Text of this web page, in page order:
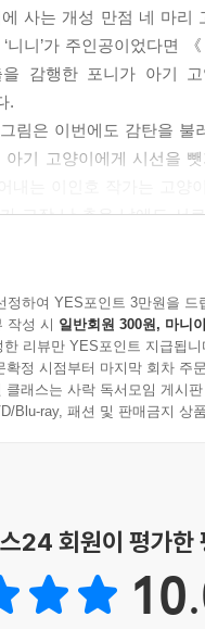
에 사는 개성 만점 네 마
니니’가 주인공이었다면
을 감행한 포니가 아기
.
림은 이번에도 감탄을
아기 고양이에게 시선을
고장 난 추운 날에도 서
아내 더욱더 따뜻해진 고
째 작품인 《덥수룩 고
. 《고양이 난로》에서
작고 여린 존재에게 나누
꽉 찬 '이야기 파이' 시리즈!
들게 할 흥미로운 이야기
좋아하지 않는 아이도 부담
정하여 YES포인트 3만원을 드
작성 시 일반회원 300원, 마니
리뷰만 YES포인트 지급됩니
확정 시점부터 마지막 회차 주
클래스는 사락 독서모임 게시
Blu-ray, 패션 및 판매금지 상
24 회원이 평가한